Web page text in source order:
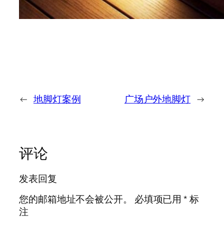
← 地脚灯案例 广场户外地脚灯 →
评论
发表回复
您的邮箱地址不会被公开。
必填项已用*标
注